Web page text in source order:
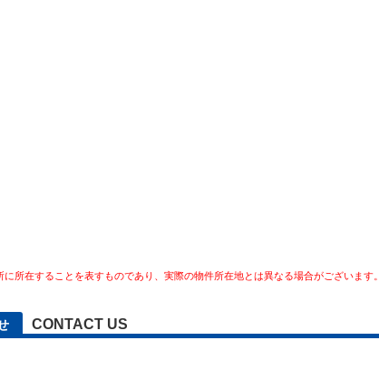
所在することを表すものであり、実際の物件所在地とは異なる場合がございます。
CONTACT US